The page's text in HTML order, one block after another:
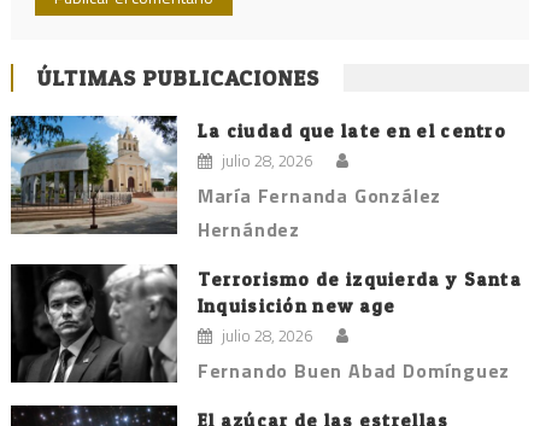
ÚLTIMAS PUBLICACIONES
La ciudad que late en el centro
julio 28, 2026
María Fernanda González
Hernández
Terrorismo de izquierda y Santa
Inquisición new age
julio 28, 2026
Fernando Buen Abad Domínguez
El azúcar de las estrellas